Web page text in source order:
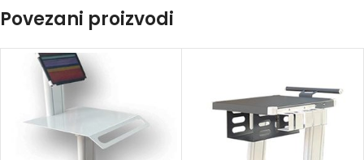
Povezani proizvodi